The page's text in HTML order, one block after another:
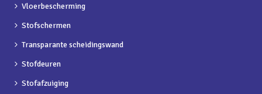
Vloerbescherming
Stofschermen
Transparante scheidingswand
Stofdeuren
Stofafzuiging